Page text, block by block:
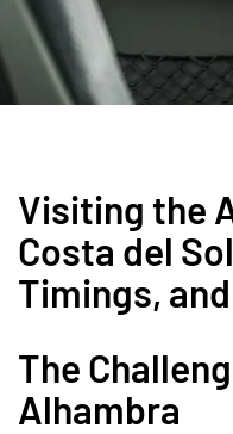
Visiting the
Costa del
Timings,
The
Alhambra